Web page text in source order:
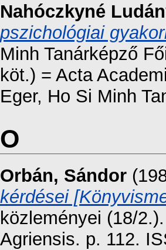
Nahóczkyné
pszichológiai
Minh Tanárképző
köt.) = Acta
Eger, Ho Si Minh
O
Orbán, Sándor
kérdései
közleményei (18/
Agriensis. p. 112.